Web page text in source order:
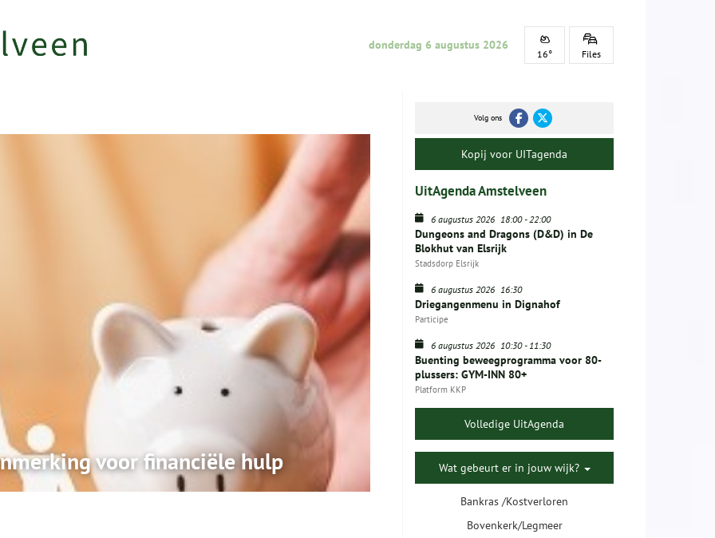
donderdag 6 augustus 2026
16° Files
voor financiële hulp
Volg ons
Kopij voor UITagenda
UitAgenda Amstelveen
6 augustus 2026 18:00-22:00
Dungeons and Dragons (D&D) in De
Blokhut van Elsrijk
Stadsdorp Elsrijk
6 augustus 2026 16:30
Driegangenmenu in Dignahof
Participe
6 augustus 2026 10:30-11:30
Buenting beweegprogramma voor 80-
plussers: GYM-INN 80+
Platform KKP
Volledige UitAgenda
Wat gebeurt er in jouw wijk?
Bankras /Kostverloren
Bovenkerk/Legmeer